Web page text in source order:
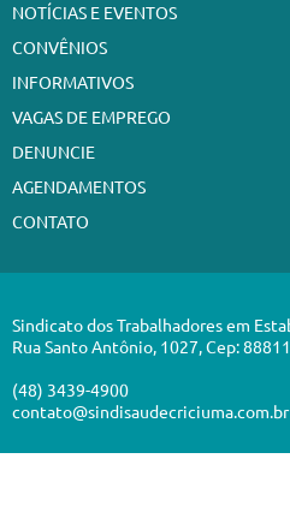
NOTÍCIAS E EVENTOS
CONVÊNIOS
INFORMATIVOS
VAGAS DE EMPREGO
DENUNCIE
AGENDAMENTOS
CONTATO
Sindicato dos Trabalhadores em
Rua Santo Antônio, 1027, Cep:
(48) 3439-4900
contato@sindisaudecriciuma.com.br